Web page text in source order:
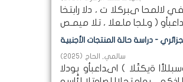
لالمحا ىبركلا ت ، دلا رابتخا
- دراسة حالة المنتجات الأجنبية
سالمي, الحاج (
2025
)
ةيكتًلا ) اىداعبأو بٕودلا